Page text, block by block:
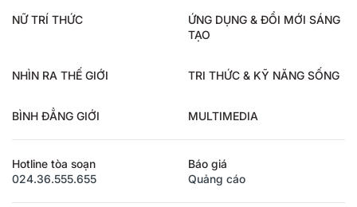
NỮ TRÍ THỨC
ỨNG DỤNG & ĐỔI MỚI SÁNG
TẠO
NHÌN RA THẾ GIỚI TRI THỨC & KỸ NĂNG SỐNG
BÌNH ĐẲNG GIỚI MULTIMEDIA
Hotline tòa soạn
024.36.555.655
Báo giá
Quảng cáo